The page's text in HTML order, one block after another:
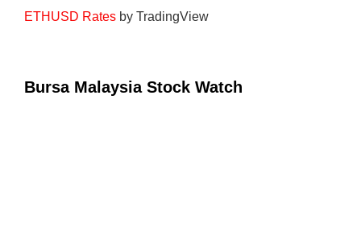
ETHUSD Rates by TradingView
Bursa Malaysia Stock Watch